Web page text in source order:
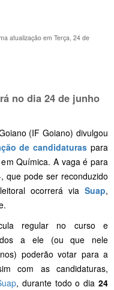
atualização em Terça, 24 de
no dia 24 de junho
(IF Goiano) divulgou
de candidaturas para
Química. A vaga é para
que pode ser reconduzido
ocorrerá via Suap,
regular no curso e
a ele (ou que nele
poderão votar para a
com as candidaturas,
, durante todo o dia24